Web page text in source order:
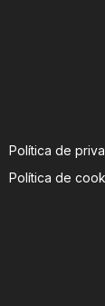
Política de
Política de